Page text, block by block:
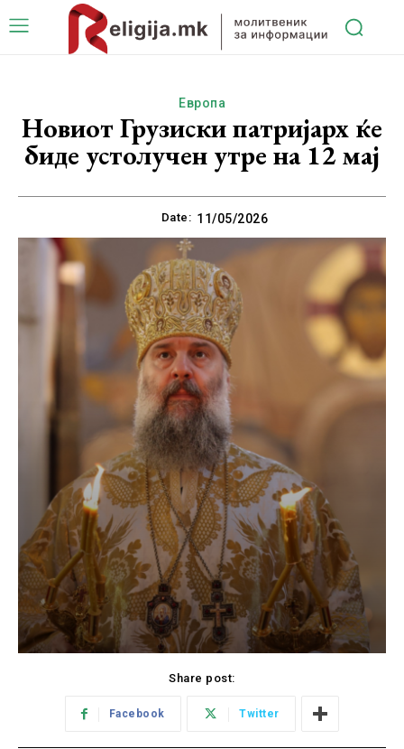
Европа
Новиот Грузиски патријарх ќе
биде устолучен утре на 12 мај
Date: 11/05/2026
Share post:
Facebook Twitter